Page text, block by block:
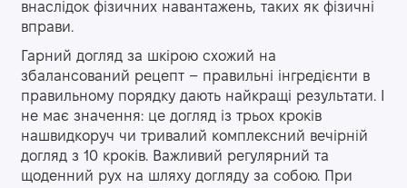
внаслідок фізичних навантажень, таких як фізичні
вправи.
Гарний догляд за шкірою схожий на
збалансований рецепт – правильні інгредієнти в
правильному порядку дають найкращі результати. І
не має значення: це догляд із трьох кроків
нашвидкоруч чи тривалий комплексний вечірній
догляд з 10 кроків. Важливий регулярний та
щоденний рух на шляху догляду за собою. При